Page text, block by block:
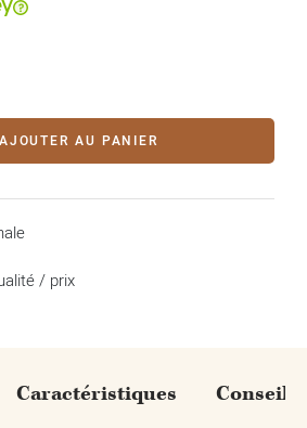
AJOUTER AU PANIER
/ prix
Caractéristiques Conseils